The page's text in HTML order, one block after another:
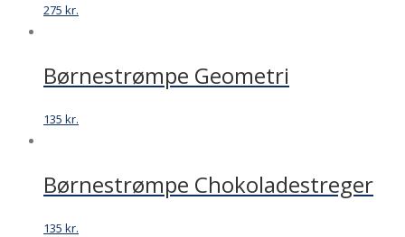
275 kr.
Børnestrømpe Geometri
135 kr.
Børnestrømpe Chokoladestreger
135 kr.